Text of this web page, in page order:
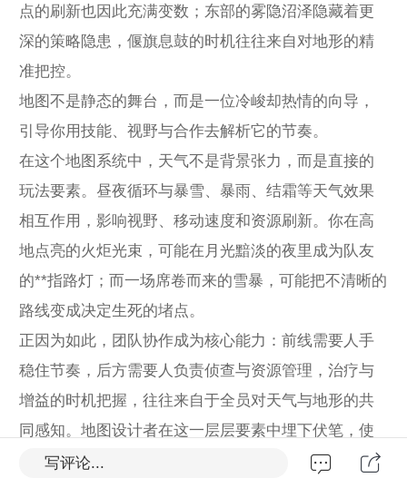
点的刷新也因此充满变数；东部的雾隐沼泽隐藏着更
深的策略隐患，偃旗息鼓的时机往往来自对地形的精
准把控。
地图不是静态的舞台，而是一位冷峻却热情的向导，
引导你用技能、视野与合作去解析它的节奏。
在这个地图系统中，天气不是背景张力，而是直接的
玩法要素。昼夜循环与暴雪、暴雨、结霜等天气效果
相互作用，影响视野、移动速度和资源刷新。你在高
地点亮的火炬光束，可能在月光黯淡的夜里成为队友
的**指路灯；而一场席卷而来的雪暴，可能把不清晰的
路线变成决定生死的堵点。
正因为如此，团队协作成为核心能力：前线需要人手
稳住节奏，后方需要人负责侦查与资源管理，治疗与
增益的时机把握，往往来自于全员对天气与地形的共
同感知。地图设计者在这一层层要素中埋下伏笔，使
每一次探索都充满未知：哪些路径能最快穿越高原？
写评论...